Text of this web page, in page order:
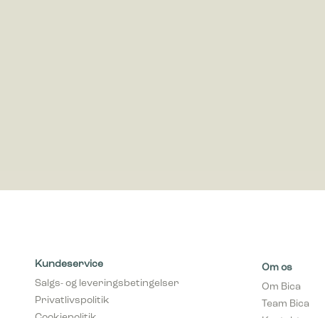
Kundeservice
Salgs- og leveringsbetingelser
Privatlivspolitik
Cookiepolitik
Om os
Om Bica
Team Bica
Kontakt os